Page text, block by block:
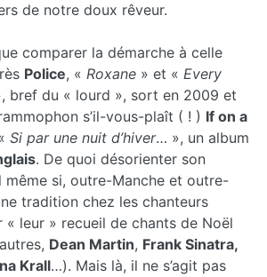
de notre doux rêveur.
comparer la démarche à celle
Police, « Roxane » et « Every
bref du « lourd », sort en 2009 et
s’il-vous-plaît ( ! ) If on a
Si par une nuit d’hiver… », un album
. De quoi désorienter son
si, outre-Manche et outre-
tradition chez les chanteurs
« leur » recueil de chants de Noël
Dean Martin, Frank Sinatra,
Krall…). Mais là, il ne s’agit pas